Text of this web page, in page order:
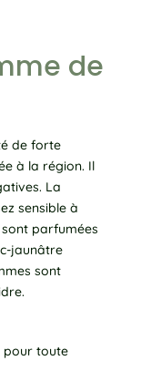
de
de forte
à la région. Il
La
sensible à
sont parfumées
jaunâtre
sont
pour toute